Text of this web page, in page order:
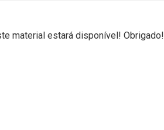
material estará disponível! Obrigado!